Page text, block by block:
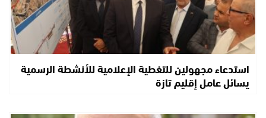
استدعاء مجهولين للتغطية الإعلامية للأنشطة الرسمية
يسائل عامل إقليم تازة